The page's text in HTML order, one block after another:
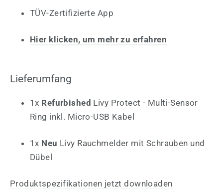
TÜV-Zertifizierte App
Hier klicken, um mehr zu erfahren
Lieferumfang
1x Refurbished Livy Protect - Multi-Sensor
Ring inkl. Micro-USB Kabel
1x Neu Livy Rauchmelder mit Schrauben und
Dübel
Produktspezifikationen jetzt downloaden